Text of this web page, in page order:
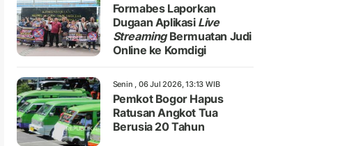
Formabes Laporkan
Dugaan Aplikasi Live
StreamingBermuatan Judi
Online ke Komdigi
Senin , 06 Jul 2026, 13:13 WIB
Pemkot Bogor Hapus
Ratusan Angkot Tua
Berusia 20 Tahun